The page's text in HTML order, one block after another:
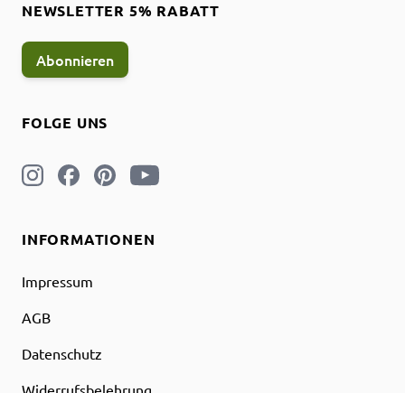
INFORMATIONEN
Impressum
AGB
Datenschutz
FOLGE UNS
NEWSLETTER 5% RABATT
Abonnieren